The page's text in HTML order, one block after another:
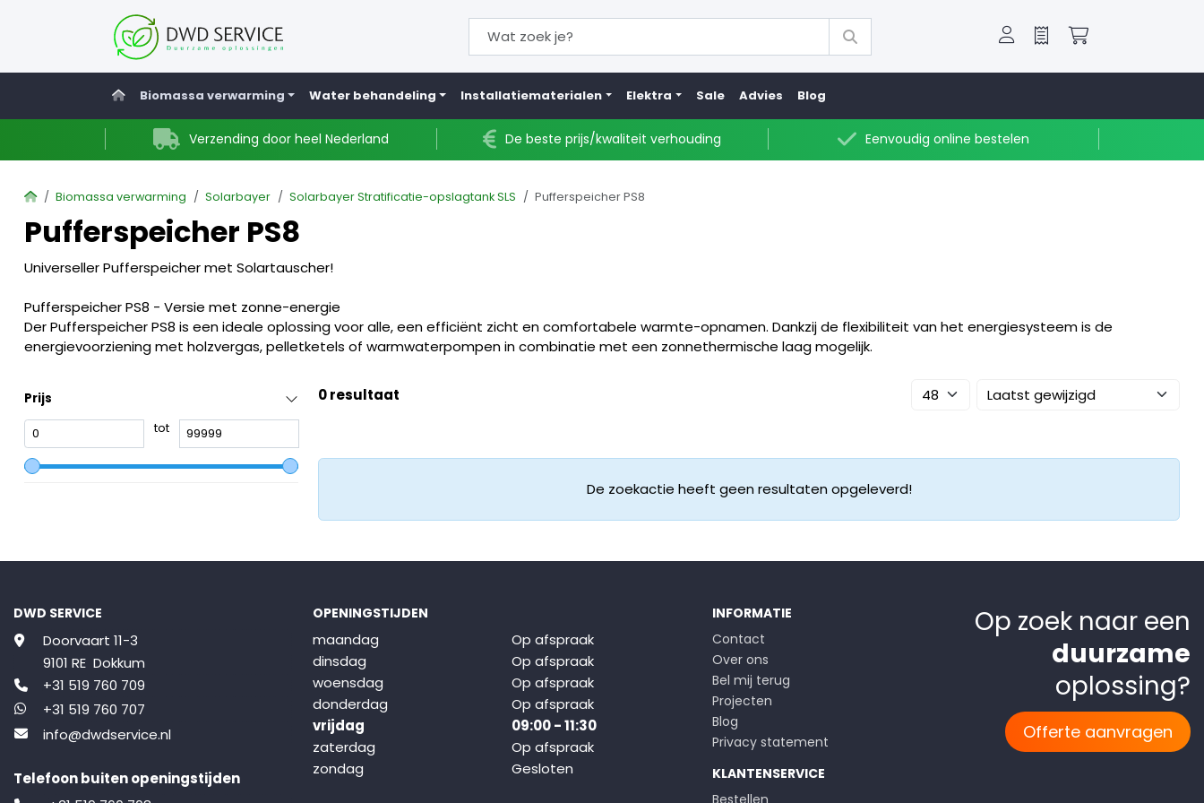
OfferteWinkelwagen
Home
Biomassa verwarming Water behandeling Installatiematerialen Elektra Sale Advies Blog
Verzending door heel Nederland De beste prijs/kwaliteit verhouding Eenvoudig online bestelen
HomeBiomassa verwarming Solarbayer Solarbayer Stratificatie-opslagtank SLS Pufferspeicher PS8
Pufferspeicher PS8
Universeller Pufferspeicher met Solartauscher!
Pufferspeicher PS8 - Versie met zonne-energie
Der Pufferspeicher PS8 is een ideale oplossing voor alle, een efficiënt zicht en comfortabele warmte-opnamen. Dankzij de flexibiliteit van het energiesysteem is de
energievoorziening met holzvergas, pelletketels of warmwaterpompen in combinatie met een zonnethermische laag mogelijk.
Prijs
tot
0 resultaat
De zoekactie heeft geen resultaten opgeleverd!
DWD SERVICE
Doorvaart 11-3
9101 RE Dokkum
+31 519 760 709
+31 519 760 707
info@dwdservice.nl
Telefoon buiten openingstijden
OPENINGSTIJDEN
maandag
Op afspraak
dinsdag
Op afspraak
woensdag
Op afspraak
donderdag
Op afspraak
vrijdag
09:00 - 11:30
zaterdag
Op afspraak
zondag
Gesloten
INFORMATIE
Contact
Over ons
Bel mij terug
Projecten
Blog
Privacy statement
KLANTENSERVICE
Bestellen
Op zoek naar een
duurzame
oplossing?
Offerte aanvragen